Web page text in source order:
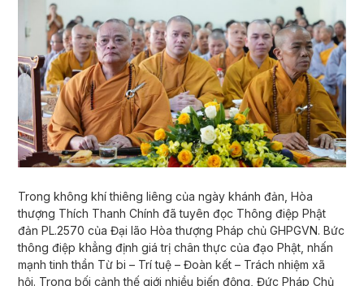
Trong không khí thiêng liêng của ngày khánh đản, Hòa
thượng Thích Thanh Chính đã tuyên đọc Thông điệp Phật
đản PL.2570 của Đại lão Hòa thượng Pháp chủ GHPGVN. Bức
thông điệp khẳng định giá trị chân thực của đạo Phật, nhấn
mạnh tinh thần Từ bi – Trí tuệ – Đoàn kết – Trách nhiệm xã
hội. Trong bối cảnh thế giới nhiều biến động, Đức Pháp Chủ